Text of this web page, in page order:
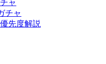
ャ
チャ
先度解説